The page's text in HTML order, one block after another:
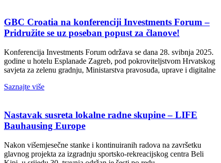
GBC Croatia na konferenciji Investments Forum –
Pridružite se uz poseban popust za članove!
Konferencija Investments Forum održava se dana 28. svibnja 2025.
godine u hotelu Esplanade Zagreb, pod pokroviteljstvom Hrvatskog
savjeta za zelenu gradnju, Ministarstva pravosuđa, uprave i digitalne
Saznajte više
Nastavak susreta lokalne radne skupine – LIFE
Bauhausing Europe
Nakon višemjesečne stanke i kontinuiranih radova na završetku
glavnog projekta za izgradnju sportsko-rekreacijskog centra Beli